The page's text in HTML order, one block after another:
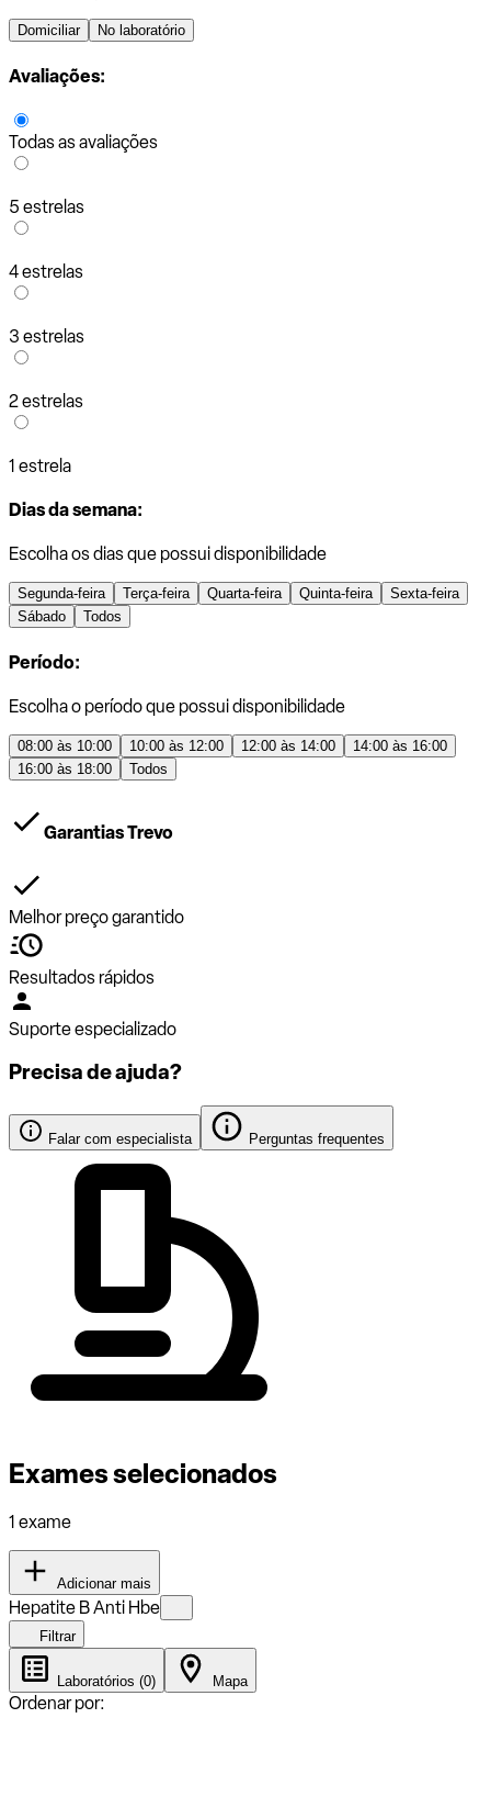
Domiciliar No laboratório
Avaliações:
Todas as avaliações
5 estrelas
4 estrelas
3 estrelas
2 estrelas
1 estrela
Dias da semana:
Escolha os dias que possui disponibilidade
Segunda-feira Terça-feira Quarta-feira Quinta-feira
Sexta-feira
Sábado
Todos
Período:
Escolha o período que possui disponibilidade
08:00 às 10:00 10:00 às 12:00 12:00 às 14:00
14:00 às 16:00
16:00 às 18:00
Todos
Garantias Trevo
Melhor preço garantido
Resultados rápidos
Suporte especializado
Precisa de ajuda?
Falar com especialista Perguntas frequentes
Exames selecionados
1 exame
Adicionar mais
Hepatite B Anti Hbe
Filtrar
Laboratórios (0) Mapa
Ordenar por: